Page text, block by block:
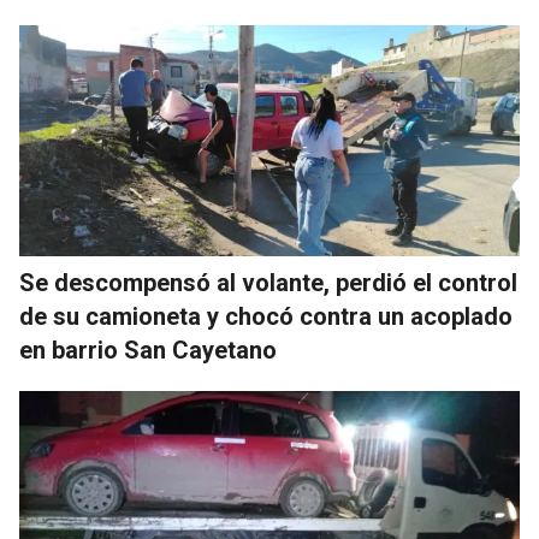
Se descompensó al volante, perdió el control
de su camioneta y chocó contra un acoplado
en barrio San Cayetano